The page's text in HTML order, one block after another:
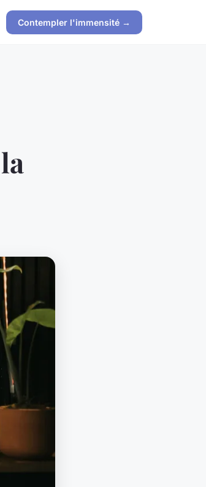
Contempler l'immensité →